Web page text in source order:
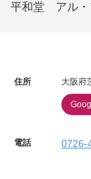
平和堂 アル・
住所 大阪府
電話 0726-